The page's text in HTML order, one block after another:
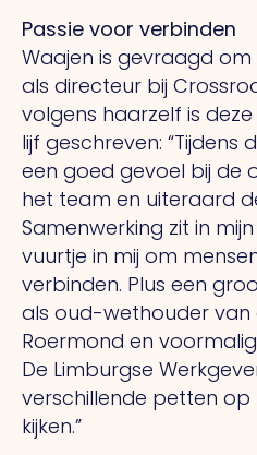
Passie voor verbinden
Waajen is gevraagd
als directeur bij
volgens haarzelf is
lijf geschreven: “Tijdens
een goed gevoel bij de
het team en uiteraard
Samenwerking zit in
vuurtje in mij om
verbinden. Plus een
als oud-wethouder van
Roermond en
De Limburgse
verschillende petten op
kijken.”